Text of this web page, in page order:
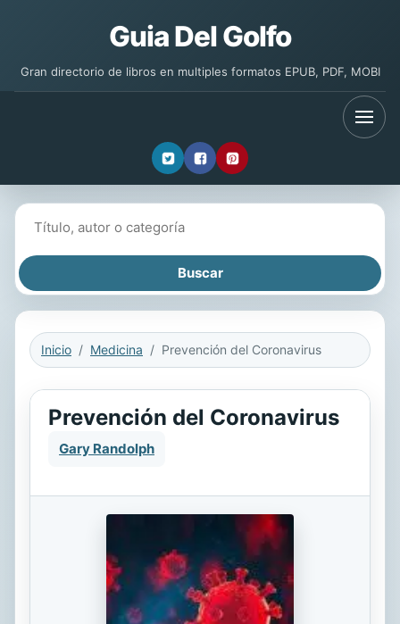
Guia Del Golfo
Gran directorio de libros en multiples formatos EPUB, PDF, MOBI
Inicio Medicina Prevención del Coronavirus
Prevención del Coronavirus
Gary Randolph